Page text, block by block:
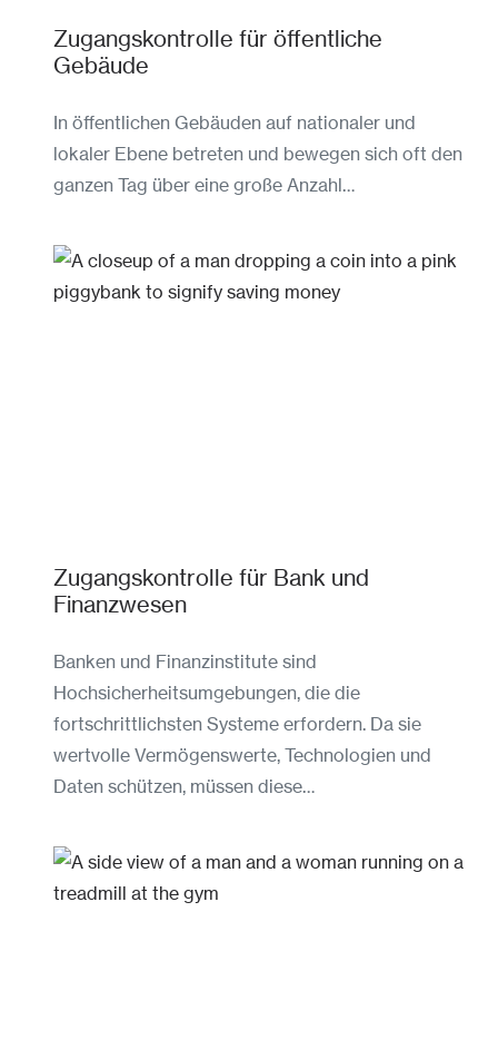
Zugangskontrolle für öffentliche
Gebäude
In öffentlichen Gebäuden auf nationaler und
lokaler Ebene betreten und bewegen sich oft den
ganzen Tag über eine große Anzahl…
Zugangskontrolle für Bank und
Finanzwesen
Banken und Finanzinstitute sind
Hochsicherheitsumgebungen, die die
fortschrittlichsten Systeme erfordern. Da sie
wertvolle Vermögenswerte, Technologien und
Daten schützen, müssen diese…